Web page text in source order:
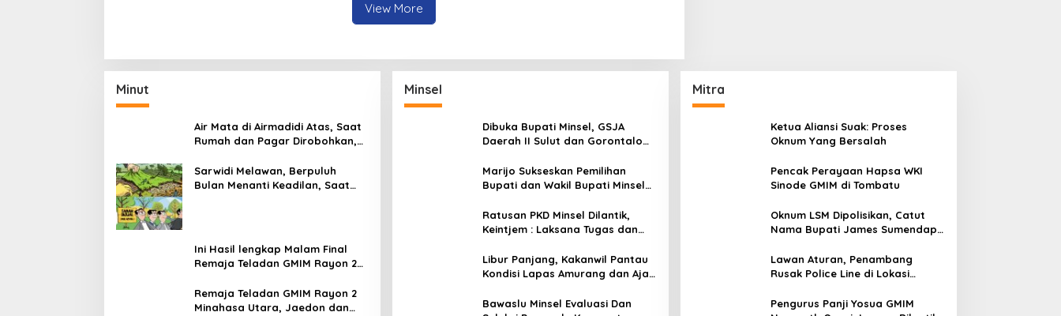
View More
Minut
Air Mata di Airmadidi Atas, Saat
Rumah dan Pagar Dirobohkan,
Sarwidi Melawan, Berpuluh
Bulan Menanti Keadilan, Saat
Ini Hasil lengkap Malam Final
Remaja Teladan GMIM Rayon 2
Remaja Teladan GMIM Rayon 2
Minahasa Utara, Jaedon dan
Minsel
Dibuka Bupati Minsel, GSJA
Daerah II Sulut dan Gorontalo
Amurang
Marijo Sukseskan Pemilihan
Bupati dan Wakil Bupati Minsel
Ratusan PKD Minsel Dilantik,
Keintjem : Laksana Tugas dan
Libur Panjang, Kakanwil Pantau
Kondisi Lapas Amurang dan Ajak
Bawaslu Minsel Evaluasi Dan
Mitra
Ketua Aliansi Suak: Proses
Oknum Yang Bersalah
Pencak Perayaan Hapsa WKI
Sinode GMIM di Tombatu
Oknum LSM Dipolisikan, Catut
Nama Bupati James Sumendap
Lawan Aturan, Penambang
Rusak Police Line di Lokasi
Mereka!!
Pengurus Panji Yosua GMIM